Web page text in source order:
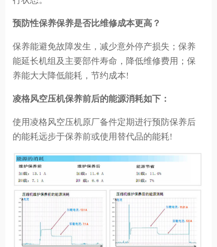
预防性保养保养是否比维修成本更高？
保养能避免故障发生，减少意外停产损失；保养
能延长机组及主要部件寿命，降低维修费用；保
养能大大降低能耗，节约成本!
凌格风空压机保养前后的能源消耗如下：
使用凌格风空压机原厂备件定期进行预防保养后
的能耗远步于保养前或使用替代品的能耗!